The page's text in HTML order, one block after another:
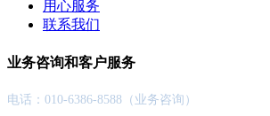
用心服务
联系我们
业务咨询和客户服务
电话：010-6386-8588（业务咨询）